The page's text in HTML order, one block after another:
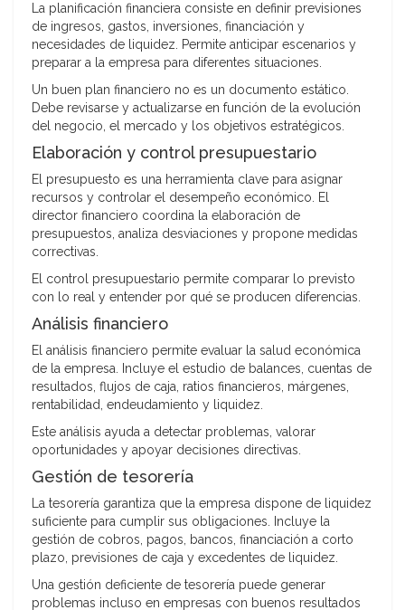
La planificación financiera consiste en definir previsiones
de ingresos, gastos, inversiones, financiación y
necesidades de liquidez. Permite anticipar escenarios y
preparar a la empresa para diferentes situaciones.
Un buen plan financiero no es un documento estático.
Debe revisarse y actualizarse en función de la evolución
del negocio, el mercado y los objetivos estratégicos.
Elaboración y control presupuestario
El presupuesto es una herramienta clave para asignar
recursos y controlar el desempeño económico. El
director financiero coordina la elaboración de
presupuestos, analiza desviaciones y propone medidas
correctivas.
El control presupuestario permite comparar lo previsto
con lo real y entender por qué se producen diferencias.
Análisis financiero
El análisis financiero permite evaluar la salud económica
de la empresa. Incluye el estudio de balances, cuentas de
resultados, flujos de caja, ratios financieros, márgenes,
rentabilidad, endeudamiento y liquidez.
Este análisis ayuda a detectar problemas, valorar
oportunidades y apoyar decisiones directivas.
Gestión de tesorería
La tesorería garantiza que la empresa dispone de liquidez
suficiente para cumplir sus obligaciones. Incluye la
gestión de cobros, pagos, bancos, financiación a corto
plazo, previsiones de caja y excedentes de liquidez.
Una gestión deficiente de tesorería puede generar
problemas incluso en empresas con buenos resultados